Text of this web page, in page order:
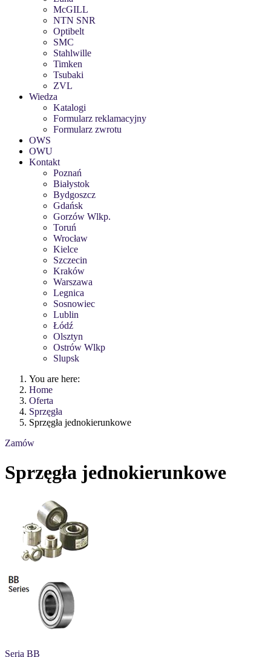
McGILL
NTN SNR
Optibelt
SMC
Stahlwille
Timken
Tsubaki
ZVL
Wiedza
Katalogi
Formularz reklamacyjny
Formularz zwrotu
OWS
OWU
Kontakt
Poznań
Białystok
Bydgoszcz
Gdańsk
Gorzów Wlkp.
Toruń
Wrocław
Kielce
Szczecin
Kraków
Warszawa
Legnica
Sosnowiec
Lublin
Łódź
Olsztyn
Ostrów Wlkp
Slupsk
You are here:
Home
Oferta
Sprzęgła
Sprzęgła jednokierunkowe
Zamów
Sprzęgła jednokierunkowe
Seria BB